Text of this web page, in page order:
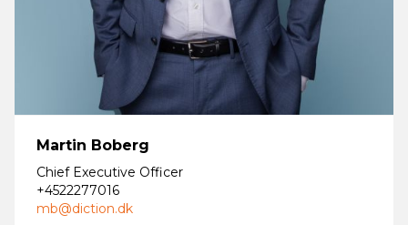
Martin Boberg
Chief Executive Officer
+4522277016
mb@diction.dk